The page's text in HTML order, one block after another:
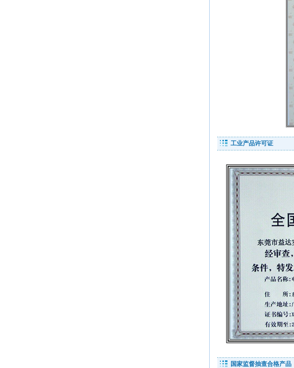
工业产品许可证
国家监督抽查合格产品